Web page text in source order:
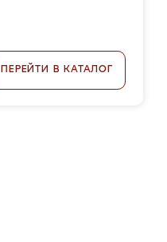
ПЕРЕЙТИ В КАТАЛОГ